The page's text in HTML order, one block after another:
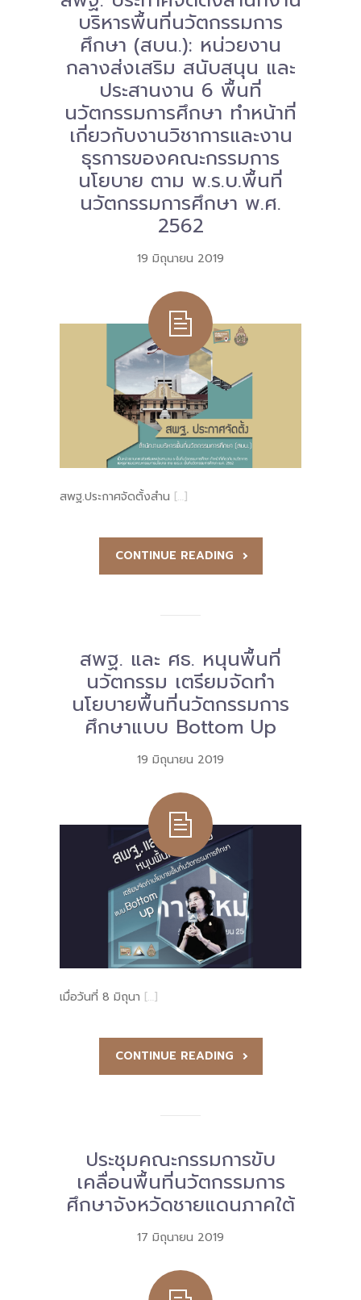
---- ปีการศึกษา 2565
---- ปีการศึกษา 2567
-- รายงานผล กขศ.สพท.
-- เอกสารเผยแพร่
เกี่ยวกับเรา
-- รู้จัก พื้นที่นวัตกรรมการศึกษา
-- คณะกรรมการนโยบายพื้นที่นวัตกรรมการศึกษา
บริหารพื้นที่นวัตกรรมการ
ศึกษา (สบน.): หน่วยงาน
กลางส่งเสริม สนับสนุน และ
ประสานงาน 6 พื้นที่
นวัตกรรมการศึกษา ทำหน้าที่
เกี่ยวกับงานวิชาการและงาน
ธุรการของคณะกรรมการ
นโยบาย ตาม พ.ร.บ.พื้นที่
นวัตกรรมการศึกษา พ.ศ.
2562
19 มิถุนายน 2019
สพฐ.ประกาศจัดตั้งสำน […]
CONTINUE READING
สพฐ. และ ศธ. หนุนพื้นที่
นวัตกรรม เตรียมจัดทำ
นโยบายพื้นที่นวัตกรรมการ
ศึกษาแบบ Bottom Up
19 มิถุนายน 2019
เมื่อวันที่ 8 มิถุนา […]
CONTINUE READING
ประชุมคณะกรรมการขับ
เคลื่อนพื้นที่นวัตกรรมการ
ศึกษาจังหวัดชายแดนภาคใต้
17 มิถุนายน 2019